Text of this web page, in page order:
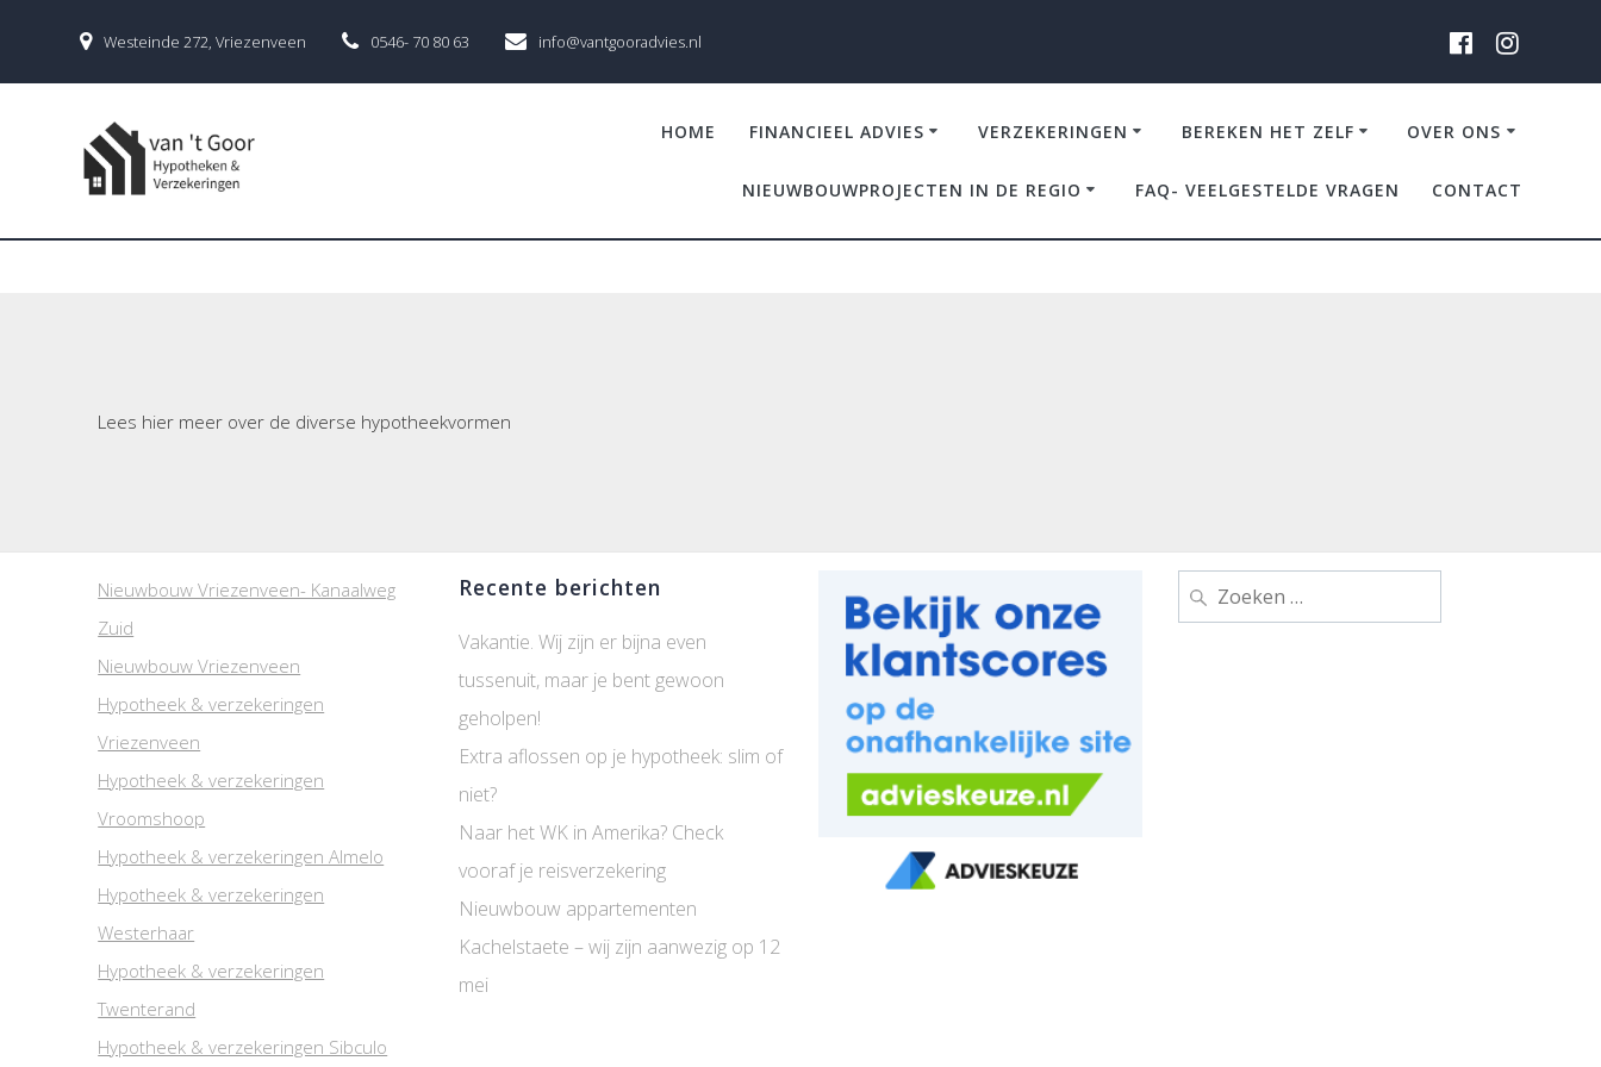
Westeinde 272, Vriezenveen 0546- 70 80 63 info@vantgooradvies.nl
HOME FINANCIEEL ADVIES VERZEKERINGEN BEREKEN HET ZELF OVER ONS
NIEUWBOUWPROJECTEN IN DE REGIO FAQ- VEELGESTELDE VRAGEN CONTACT
Hypotheekvormen
Lees hier meer over de diverse hypotheekvormen
Nieuwbouw Vriezenveen- Kanaalweg
Zuid
Nieuwbouw Vriezenveen
Hypotheek & verzekeringen
Vriezenveen
Hypotheek & verzekeringen
Vroomshoop
Hypotheek & verzekeringen Almelo
Hypotheek & verzekeringen
Westerhaar
Hypotheek & verzekeringen
Twenterand
Hypotheek & verzekeringen Sibculo
Recente berichten
Vakantie. Wij zijn er bijna even
tussenuit, maar je bent gewoon
geholpen!
Extra aflossen op je hypotheek: slim of
niet?
Naar het WK in Amerika? Check
vooraf je reisverzekering
Nieuwbouw appartementen
Kachelstaete – wij zijn aanwezig op 12
mei
Zoeken
naar: